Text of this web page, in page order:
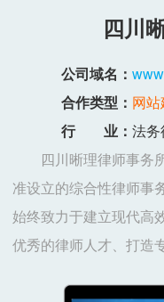
四川
公司域名：
合作类型： 网
行 业： 法
四川晰理律师事务
准设立的综合性律师事
始终致力于建立现代高
优秀的律师人才、打造